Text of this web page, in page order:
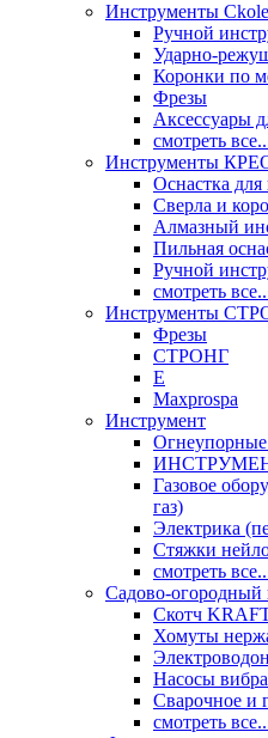
Инструменты Ckole
Ручной
Коронки по
Фрезы
Аксессуары
смотреть
Инструменты
Оснастка для
Сверла и
Алмазный
Пильная
Ручной
смотреть
Инструменты
Фрезы
СТРОНГ
Е
Maxprospa
Инструмент
Газовое
газ)
Электрика
Стяжки
смотреть
Садово-огородный
Скотч
Хомуты
Насосы
Сварочное и
смотреть